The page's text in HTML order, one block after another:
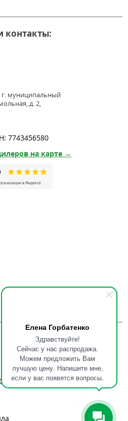
Елена Горбатенко
Здравствуйте!
Сейчас у нас распродажа.
Можем предложить Вам
лучшую цену. Напишите мне,
если у вас появятся вопросы.
контакты:
г. муниципальный
д. 2,
7743456580
на карте →
системе
ИСО